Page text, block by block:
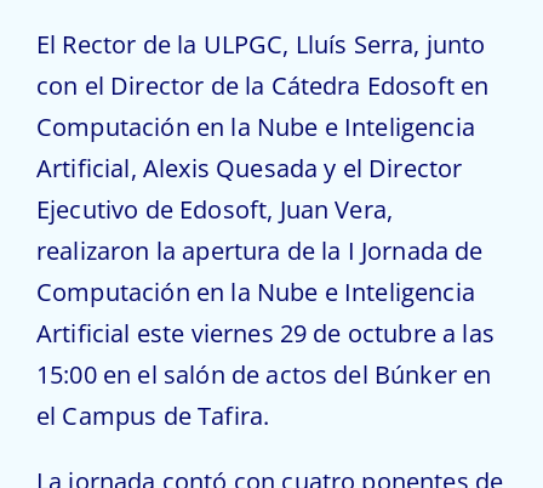
El Rector de la ULPGC, Lluís Serra, junto
con el Director de la Cátedra Edosoft en
Computación en la Nube e Inteligencia
Artificial, Alexis Quesada y el Director
Ejecutivo de Edosoft, Juan Vera,
realizaron la apertura de la I Jornada de
Computación en la Nube e Inteligencia
Artificial este viernes 29 de octubre a las
15:00 en el salón de actos del Búnker en
el Campus de Tafira.